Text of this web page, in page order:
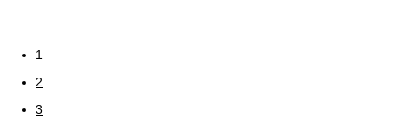
1
2
3